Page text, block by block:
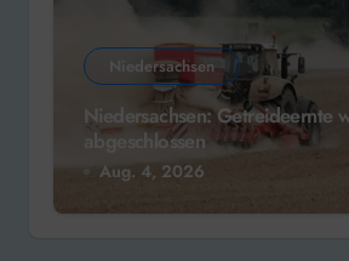
Niedersachsen
Niedersachsen: Getreideernte
abgeschlossen
Aug. 4, 2026